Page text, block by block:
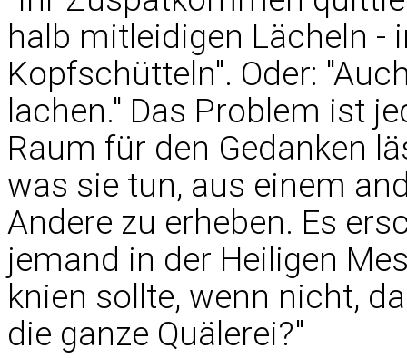
halb mitleidigen Lächeln
Kopfschütteln". Oder:
lachen." Das Problem ist
Raum für den Gedanken
was sie tun, aus einem
Andere zu erheben. Es
jemand in der Heiligen
knien sollte, wenn nicht,
die ganze Quälerei?"